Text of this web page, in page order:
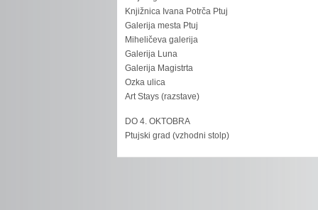
Knjižnica Ivana Potrča Ptuj
Galerija mesta Ptuj
Miheličeva galerija
Galerija Luna
Galerija Magistrta
Ozka ulica
Art Stays (razstave)
DO 4. OKTOBRA
Ptujski grad (vzhodni stolp)